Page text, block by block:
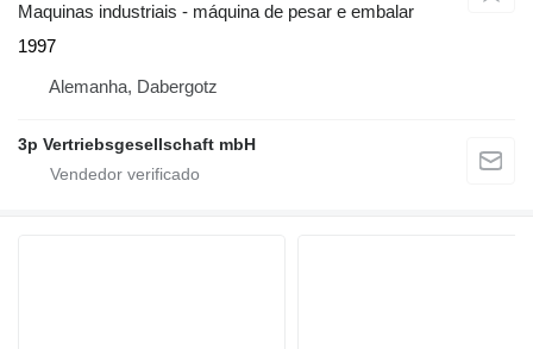
Maquinas industriais - máquina de pesar e embalar
1997
Alemanha, Dabergotz
3p Vertriebsgesellschaft mbH